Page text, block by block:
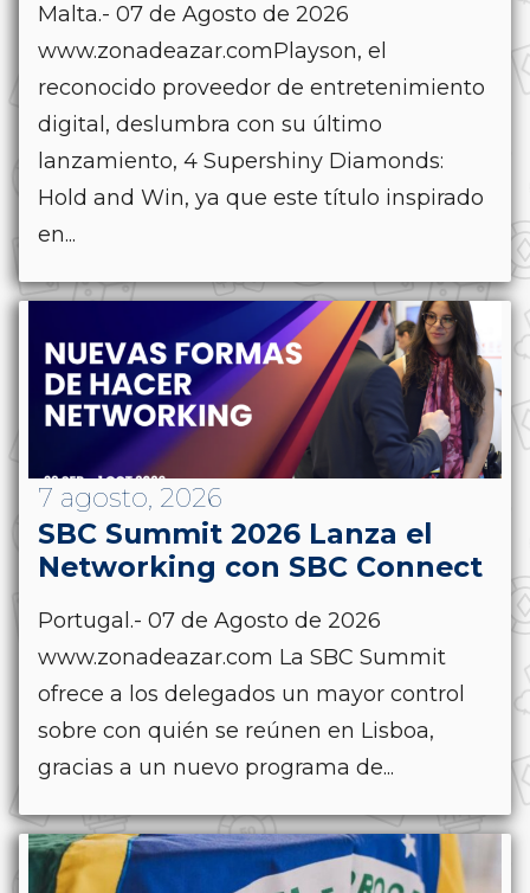
Malta.- 07 de Agosto de 2026
www.zonadeazar.comPlayson, el
reconocido proveedor de entretenimiento
digital, deslumbra con su último
lanzamiento, 4 Supershiny Diamonds:
Hold and Win, ya que este título inspirado
en...
7 agosto, 2026
SBC Summit 2026 Lanza el
Networking con SBC Connect
Portugal.- 07 de Agosto de 2026
www.zonadeazar.com La SBC Summit
ofrece a los delegados un mayor control
sobre con quién se reúnen en Lisboa,
gracias a un nuevo programa de...